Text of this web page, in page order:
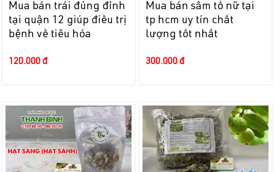
Mua bán trái đủng đỉnh
tại quận 12 giúp điều trị
bệnh về tiêu hóa
120.000 đ
Mua bán sâm tố nữ tại
tp hcm uy tín chất
lượng tốt nhất
300.000 đ